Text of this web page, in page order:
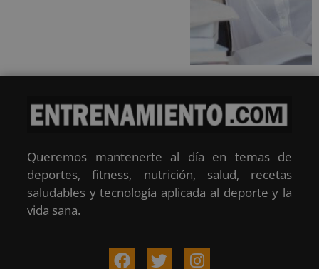
Queremos mantenerte al día en temas de
deportes, fitness, nutrición, salud, recetas
saludables y tecnología aplicada al deporte y la
vida sana.